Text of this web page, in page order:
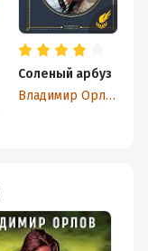
Соленый арбуз
Владимир Орлов